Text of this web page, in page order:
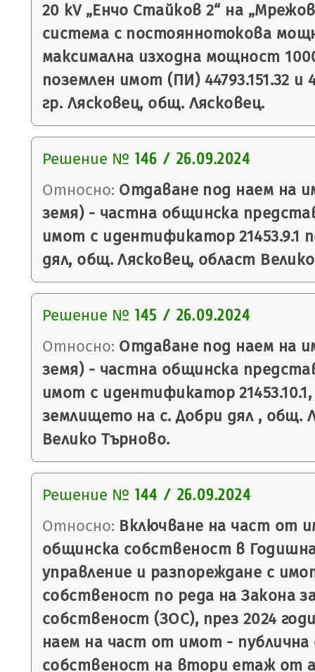
20 kV „Енчо Стайков 2“ на
система с постояннотокова
максимална изходна мощност
поземлен имот (ПИ) 44793.151.32 и
гр. Лясковец, общ. Лясковец.
Решение № 146 / 26.09.2024
Относно: Отдаване под наем на
земя) - частна общинска
имот с идентификатор 21453.9.1
дял, общ. Лясковец, област
Решение № 145 / 26.09.2024
Относно: Отдаване под наем на
земя) - частна общинска
имот с идентификатор
землището на с. Добри дял , общ.
Велико Търново.
Решение № 144 / 26.09.2024
Относно: Включване на част от
общинска собственост в
управление и разпореждане с
собственост по реда на Закона
собственост (ЗОС), през 2024
наем на част от имот - публична
собственост на втори етаж от